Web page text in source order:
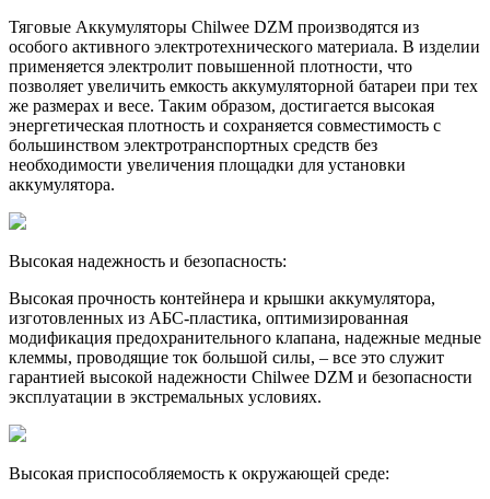
Тяговые Аккумуляторы Chilwee DZM производятся из
особого активного электротехнического материала. В изделии
применяется электролит повышенной плотности, что
позволяет увеличить емкость аккумуляторной батареи при тех
же размерах и весе. Таким образом, достигается высокая
энергетическая плотность и сохраняется совместимость с
большинством электротранспортных средств без
необходимости увеличения площадки для установки
аккумулятора.
Высокая надежность и безопасность:
Высокая прочность контейнера и крышки аккумулятора,
изготовленных из АБС-пластика, оптимизированная
модификация предохранительного клапана, надежные медные
клеммы, проводящие ток большой силы, – все это служит
гарантией высокой надежности Chilwee DZM и безопасности
эксплуатации в экстремальных условиях.
Высокая приспособляемость к окружающей среде: